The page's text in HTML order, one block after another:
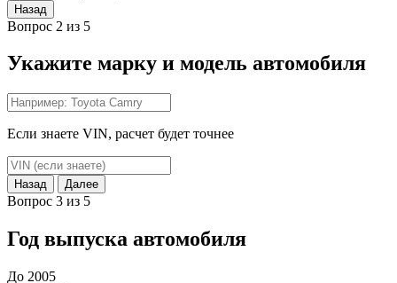
Назад
Вопрос 2 из 5
Укажите марку и модель автомобиля
Если знаете VIN, расчет будет точнее
Назад Далее
Вопрос 3 из 5
Год выпуска автомобиля
До 2005